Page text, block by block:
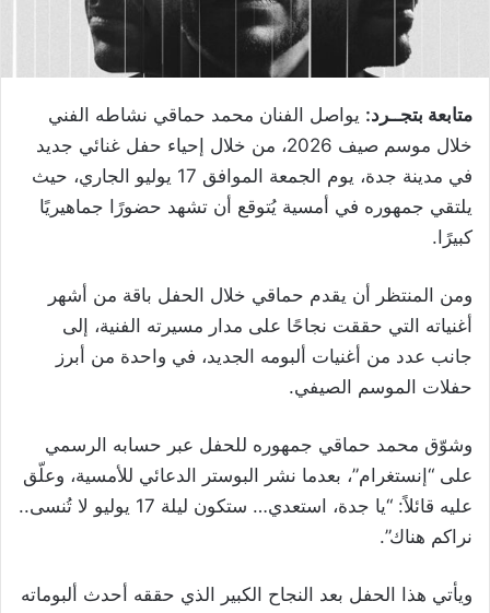
متابعة بتجــرد: يواصل الفنان محمد حماقي نشاطه الفني
خلال موسم صيف 2026، من خلال إحياء حفل غنائي جديد
في مدينة جدة، يوم الجمعة الموافق 17 يوليو الجاري، حيث
يلتقي جمهوره في أمسية يُتوقع أن تشهد حضورًا جماهيريًا
كبيرًا.
ومن المنتظر أن يقدم حماقي خلال الحفل باقة من أشهر
أغنياته التي حققت نجاحًا على مدار مسيرته الفنية، إلى
جانب عدد من أغنيات ألبومه الجديد، في واحدة من أبرز
حفلات الموسم الصيفي.
وشوّق محمد حماقي جمهوره للحفل عبر حسابه الرسمي
على “إنستغرام”، بعدما نشر البوستر الدعائي للأمسية، وعلّق
عليه قائلاً: “يا جدة، استعدي… ستكون ليلة 17 يوليو لا تُنسى..
نراكم هناك”.
ويأتي هذا الحفل بعد النجاح الكبير الذي حققه أحدث ألبوماته